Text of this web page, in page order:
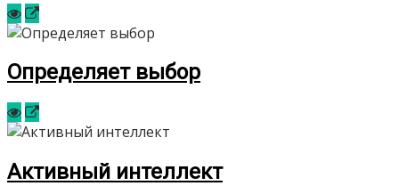
Определяет выбор
Активный интеллект